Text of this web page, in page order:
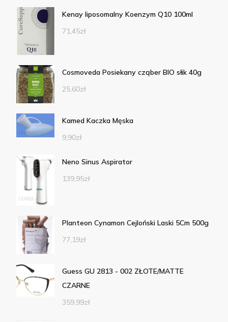
Kenay liposomalny Koenzym Q10 100ml
71,45zł
Cosmoveda Posiekany cząber BIO słik 40g
25,60zł
Kamed Kaczka Męska
9,90zł
Neno Sinus Aspirator
139,95zł
Planteon Cynamon Cejloński Laski 5Cm 500g
77,19zł
Guess GU 2813 - 002 ZŁOTE/MATTE
CZARNE
359,99zł